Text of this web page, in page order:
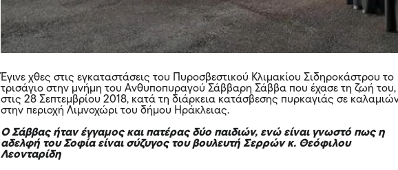
Έγινε χθες στις εγκαταστάσεις του Πυροσβεστικού Κλιμακίου Σιδηροκάστρου το
τρισάγιο στην μνήμη του Ανθυποπυραγού Σάββαρη Σάββα που έχασε τη ζωή του,
στις 28 Σεπτεμβρίου 2018, κατά τη διάρκεια κατάσβεσης πυρκαγιάς σε
στην περιοχή Λιμνοχώρι του δήμου Ηράκλειας.
Ο Σάββας ήταν έγγαμος και πατέρας δύο παιδιών, ενώ είναι γνωστό πως η
αδελφή του Σοφία είναι σύζυγος του βουλευτή Σερρών κ. Θεόφιλου
Λεονταρίδη